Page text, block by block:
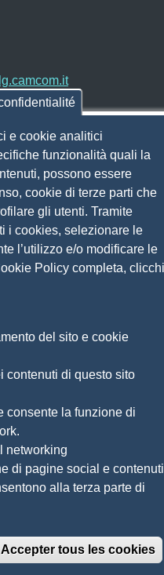
UFN1JE
DELLA
e cookie analitici
funzionalità quali la
possono essere
cookie di terze parti che
gli utenti. Tramite
i cookies, selezionare le
l’utilizzo e/o modificare le
Policy completa, clicchi
del sito e cookie
contenuti di questo sito
consente la funzione di
networking
di pagine social e contenuti
alla terza parte di
Accepter tous les cookies